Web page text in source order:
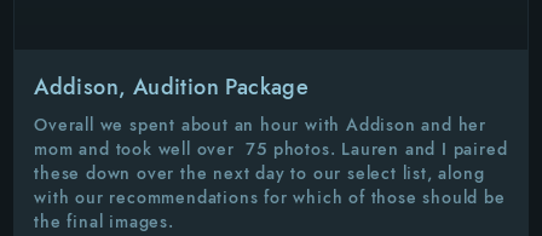
Addison, Audition Package
Overall we spent about an hour with Addison and her
mom and took well over 75 photos. Lauren and I paired
these down over the next day to our select list, along
with our recommendations for which of those should be
the final images.